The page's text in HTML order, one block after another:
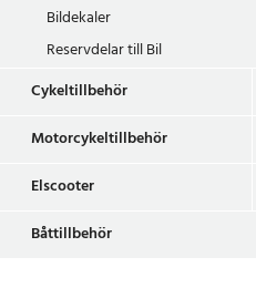
Bildekaler
Reservdelar till Bil
Cykeltillbehör
Motorcykeltillbehör
Elscooter
Båttillbehör